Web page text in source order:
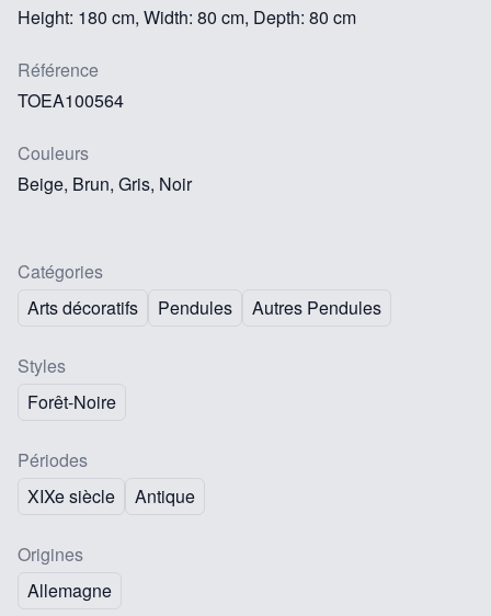
Height: 180 cm, Width: 80 cm, Depth: 80 cm
Référence
TOEA100564
Couleurs
Beige, Brun, Gris, Noir
Catégories
Arts décoratifs
Pendules Autres Pendules
Styles
Forêt-Noire
Périodes
XIXe siècle
Antique
Origines
Allemagne